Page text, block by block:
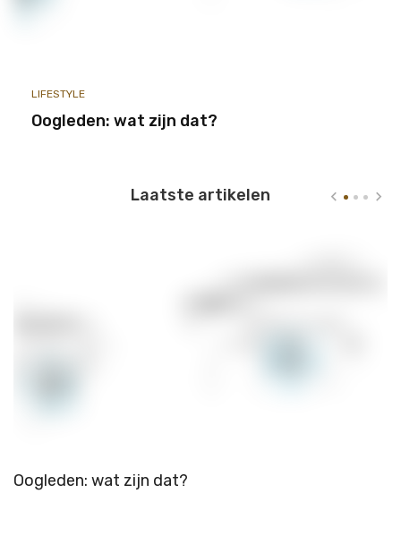
LIFESTYLE
Oogleden: wat zijn dat?
Laatste artikelen
Oogleden: wat zijn dat?